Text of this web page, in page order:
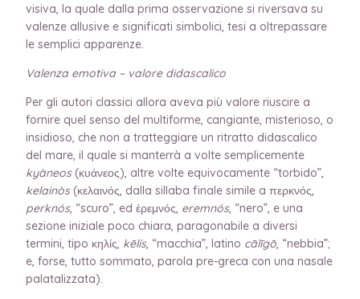
visiva, la quale dalla prima osservazione si riversava su
valenze allusive e significati simbolici, tesi a oltrepassare
le semplici apparenze.
Valenza emotiva – valore didascalico
Per gli autori classici allora aveva più valore riuscire a
fornire quel senso del multiforme, cangiante, misterioso, o
insidioso, che non a tratteggiare un ritratto didascalico
del mare, il quale si manterrà a volte semplicemente
kyàneos (κυάνεος), altre volte equivocamente “torbido”,
kelainòs(κελαινός, dalla sillaba finale simile a περκνός,
perknós, “scuro”, ed ἐρεμνός, eremnós, “nero”, e una
sezione iniziale poco chiara, paragonabile a diversi
termini, tipo κηλίς, kēlís, “macchia”, latino cālīgō, “nebbia”;
e, forse, tutto sommato, parola pre-greca con una nasale
palatalizzata).